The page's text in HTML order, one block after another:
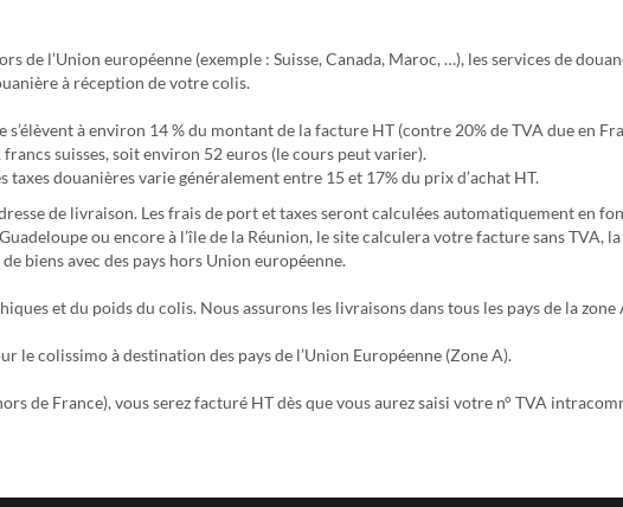
de l’Union européenne (exemple : Suisse, Canada, Maroc, …), les services de
à réception de votre colis.
s’élèvent à environ 14 % du montant de la facture HT (contre 20% de TVA due en
suisses, soit environ 52 euros (le cours peut varier).
douanières varie généralement entre 15 et 17% du prix d’achat HT.
de livraison. Les frais de port et taxes seront calculées automatiquement en
ou encore à l’île de la Réunion, le site calculera votre facture sans TVA,
biens avec des pays hors Union européenne.
et du poids du colis. Nous assurons les livraisons dans tous les pays de la zone
colissimo à destination des pays de l’Union Européenne (Zone A).
de France), vous serez facturé HT dès que vous aurez saisi votre n° TVA